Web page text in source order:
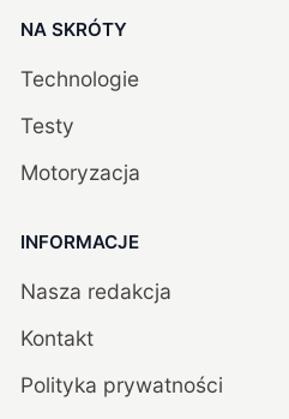
NA SKRÓTY
Technologie
Testy
Motoryzacja
INFORMACJE
Nasza redakcja
Kontakt
Polityka prywatności